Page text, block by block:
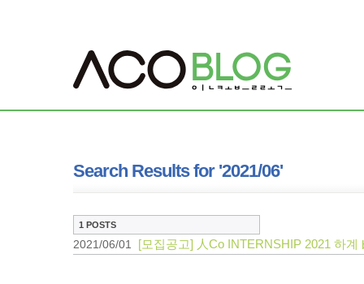
Search Results for '2021/06'
1 POSTS
2021/06/01 [모집공고] 人Co INTERNSHIP 2021 하계